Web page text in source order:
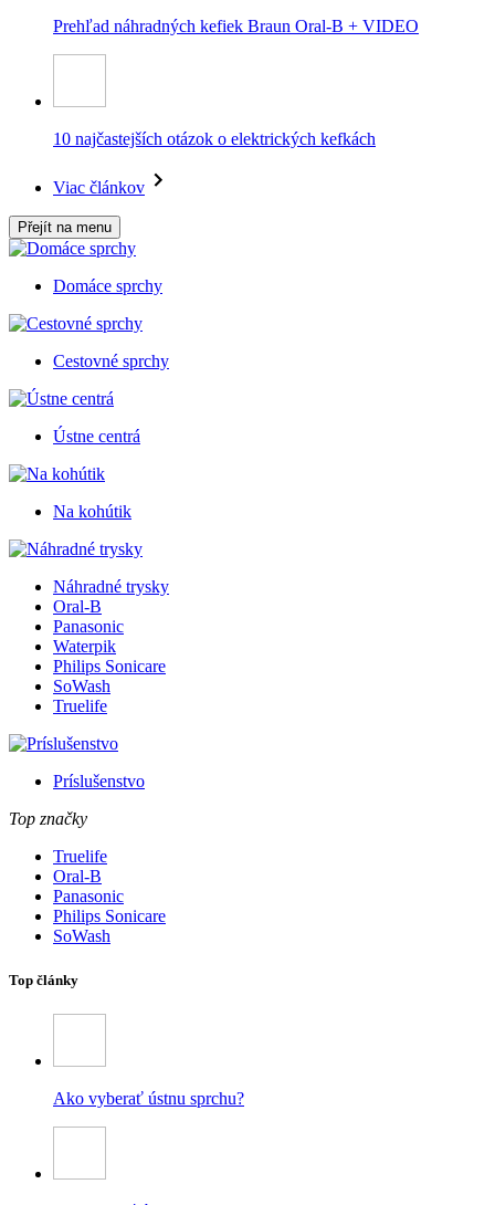
Prehľad náhradných kefiek Braun Oral-B + VIDEO
10 najčastejších otázok o elektrických kefkách
Viac článkov
Přejít na menu
Domáce sprchy
Cestovné sprchy
Ústne centrá
Na kohútik
Náhradné trysky
Oral-B
Panasonic
Waterpik
Philips Sonicare
SoWash
Truelife
Príslušenstvo
Top značky
Truelife
Oral-B
Panasonic
Philips Sonicare
SoWash
Top články
Ako vyberať ústnu sprchu?